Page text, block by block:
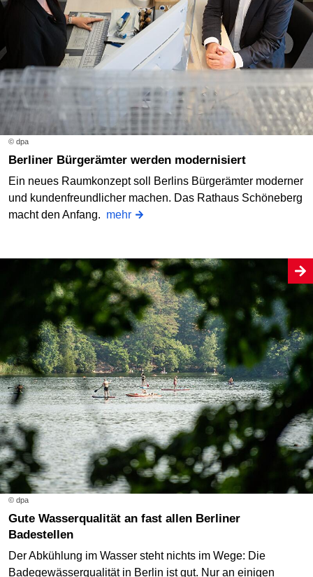
© dpa
Berliner Bürgerämter werden modernisiert
Ein neues Raumkonzept soll Berlins Bürgerämter moderner
und kundenfreundlicher machen. Das Rathaus Schöneberg
macht den Anfang. mehr
© dpa
Gute Wasserqualität an fast allen Berliner
Badestellen
Der Abkühlung im Wasser steht nichts im Wege: Die
Badegewässerqualität in Berlin ist gut. Nur an einigen